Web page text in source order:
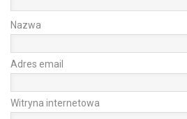
Nazwa
Adres email
Witryna internetowa